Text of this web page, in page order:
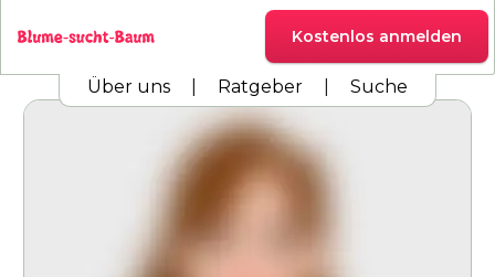
Kostenlos anmelden
Über uns Ratgeber Suche